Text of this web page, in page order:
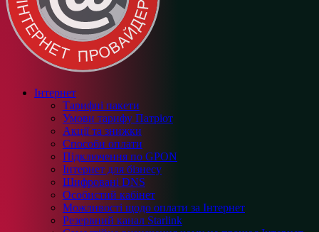
Інтернет
Тарифні пакети
Умови тарифу Патріот
Акції та знижки
Способи оплати
Підключення по GPON
Інтернет для бізнесу
Шифровані DNS
Особистий кабінет
Можливості щодо оплати за Інтернет
Резервний канал Starlink